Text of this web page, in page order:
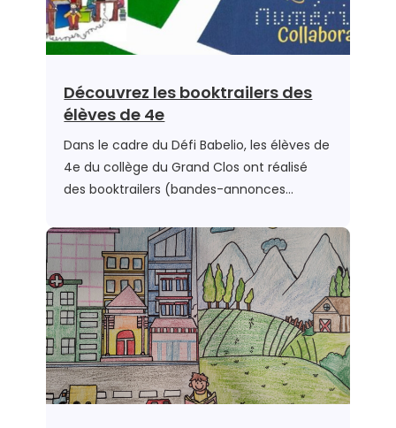
Découvrez les booktrailers des
élèves de 4e
Dans le cadre du Défi Babelio, les élèves de
4e du collège du Grand Clos ont réalisé
des booktrailers (bandes-annonces…